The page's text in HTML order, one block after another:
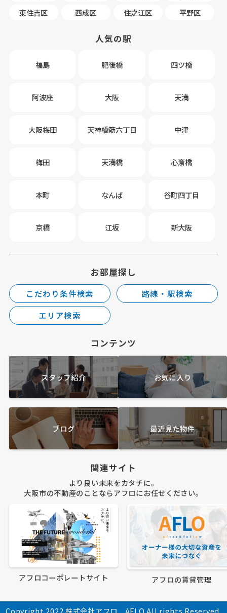
東住吉区
西成区 住之江区 平野区
人気の駅
福島 肥後橋 四ツ橋
阿波座 大阪 天満
大阪梅田 天神橋筋六丁目 中津
梅田 天満橋 心斎橋
本町 なんば 谷町四丁目
京橋 江坂 新大阪
お部屋探し
こだわり条件検索
路線・駅検索
エリア検索
コンテンツ
スタッフ紹介 お気に入り
ブログ 最近見た物件
関連サイト
より良い未来をカタチに。
大阪市の不動産のことならアフロにお任せください。
アフロコーポレートサイト アフロの賃貸管理
Copyright 2022 株式会社アフロ AFLO All rights Reserved.